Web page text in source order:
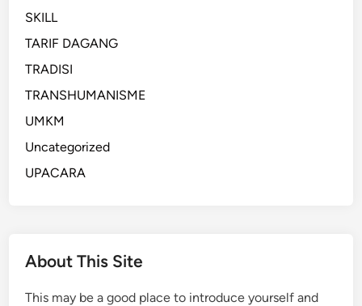
SKILL
TARIF DAGANG
TRADISI
TRANSHUMANISME
UMKM
Uncategorized
UPACARA
About This Site
This may be a good place to introduce yourself and